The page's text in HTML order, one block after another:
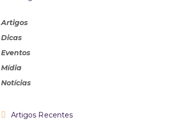
Artigos
Dicas
Eventos
Mídia
Notícias
Artigos Recentes